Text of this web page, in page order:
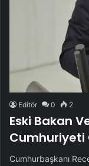
Editör 0 2
Eski Bakan
Cumhuriyeti
Cumhurbaşkanı